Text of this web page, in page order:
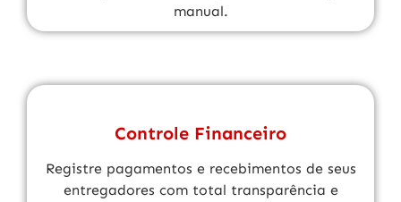
manual.
Controle Financeiro
Registre pagamentos e recebimentos de seus
entregadores com total transparência e